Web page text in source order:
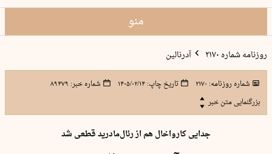
منو
روزنامه شماره ۲۱۷۰ آدرنالین
شماره روزنامه: ۲۱۷۰ تاریخ چاپ:۱۴۰۵/۰۲/۱۴ شماره خبر: ۸۹۴۷۹
بزرگنمایی متن خبر
جدایی کارواخال هم از رئال‌مادرید قطعی شد